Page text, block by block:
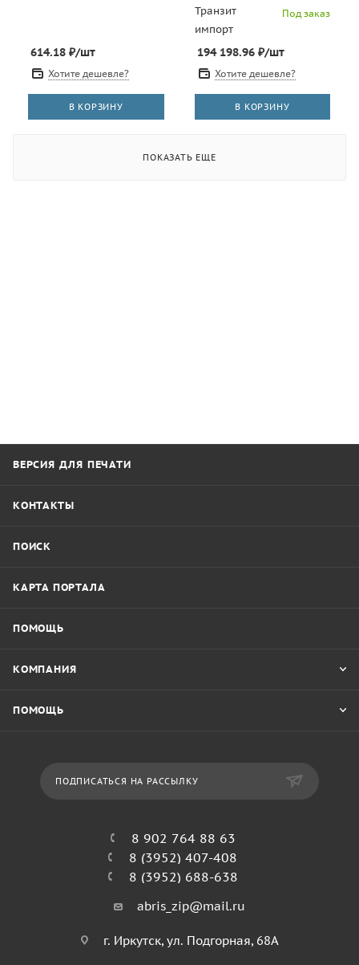
614.18 ₽/шт
Хотите дешевле?
В КОРЗИНУ
Транзит
импорт
Под заказ
194 198.96₽/шт
Хотите дешевле?
В КОРЗИНУ
ПОКАЗАТЬ ЕЩЕ
ВЕРСИЯ ДЛЯ ПЕЧАТИ
КОНТАКТЫ
ПОИСК
КАРТА ПОРТАЛА
ПОМОЩЬ
КОМПАНИЯ
ПОМОЩЬ
ПОДПИСАТЬСЯ НА РАССЫЛКУ
8 902 764 88 63
8 (3952) 407-408
8 (3952) 688-638
abris_zip@mail.ru
г. Иркутск, ул. Подгорная, 68А